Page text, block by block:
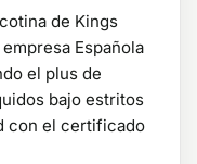
de Kings
Española
el plus de
bajo estritos
con el certificado